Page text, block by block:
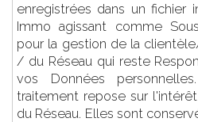
enregistrées dans un fichier
Immo agissant comme
pour la gestion de la
/ du Réseau qui reste
vos Données
traitement repose sur
du Réseau. Elles sont